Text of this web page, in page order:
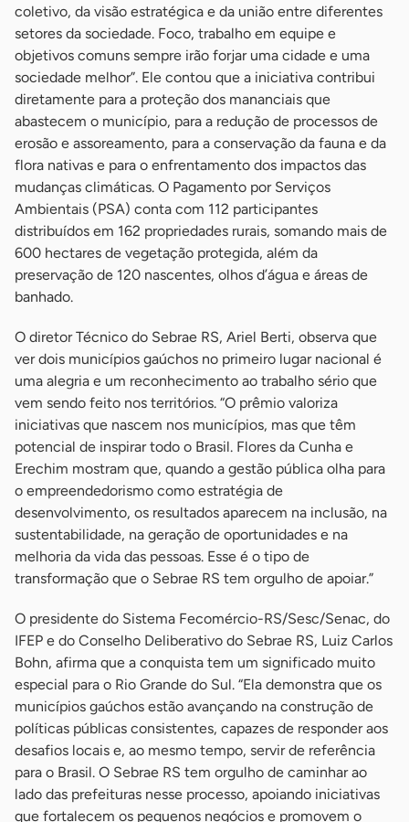
coletivo, da visão estratégica e da união entre diferentes
setores da sociedade. Foco, trabalho em equipe e
objetivos comuns sempre irão forjar uma cidade e uma
sociedade melhor”. Ele contou que a iniciativa contribui
diretamente para a proteção dos mananciais que
abastecem o município, para a redução de processos de
erosão e assoreamento, para a conservação da fauna e da
flora nativas e para o enfrentamento dos impactos das
mudanças climáticas. O Pagamento por Serviços
Ambientais (PSA) conta com 112 participantes
distribuídos em 162 propriedades rurais, somando mais de
600 hectares de vegetação protegida, além da
preservação de 120 nascentes, olhos d’água e áreas de
banhado.
O diretor Técnico do Sebrae RS, Ariel Berti, observa que
ver dois municípios gaúchos no primeiro lugar nacional é
uma alegria e um reconhecimento ao trabalho sério que
vem sendo feito nos territórios. “O prêmio valoriza
iniciativas que nascem nos municípios, mas que têm
potencial de inspirar todo o Brasil. Flores da Cunha e
Erechim mostram que, quando a gestão pública olha para
o empreendedorismo como estratégia de
desenvolvimento, os resultados aparecem na inclusão, na
sustentabilidade, na geração de oportunidades e na
melhoria da vida das pessoas. Esse é o tipo de
transformação que o Sebrae RS tem orgulho de apoiar.”
O presidente do Sistema Fecomércio-RS/Sesc/Senac, do
IFEP e do Conselho Deliberativo do Sebrae RS, Luiz Carlos
Bohn, afirma que a conquista tem um significado muito
especial para o Rio Grande do Sul. “Ela demonstra que os
municípios gaúchos estão avançando na construção de
políticas públicas consistentes, capazes de responder aos
desafios locais e, ao mesmo tempo, servir de referência
para o Brasil. O Sebrae RS tem orgulho de caminhar ao
lado das prefeituras nesse processo, apoiando iniciativas
que fortalecem os pequenos negócios e promovem o